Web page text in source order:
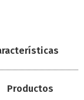
Productos